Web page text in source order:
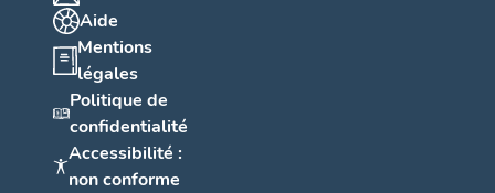
Aide
Mentions
légales
Politique de
confidentialité
Accessibilité :
non conforme